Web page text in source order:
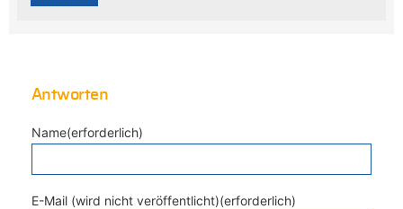
Antworten
Name(erforderlich)
E-Mail (wird nicht veröffentlicht)(erforderlich)